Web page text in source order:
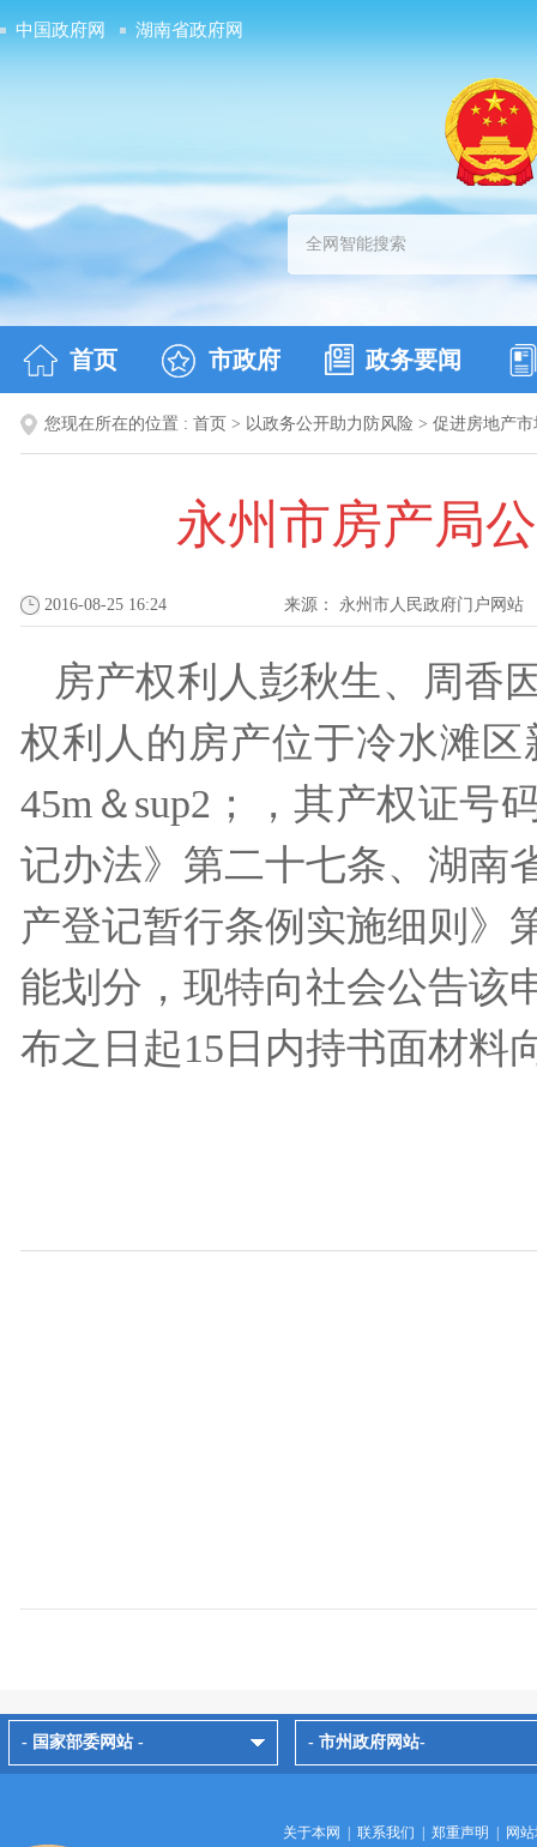
中国政府网 湖南省政府网
首页 市政府 政务要闻
您现在所在的位置 : 首页 > 以政务公开助力防风险 > 促进房地产
永州市房产局
2016-08-25 16:24 来源： 永州市人民政府门户网站
房产权利人彭秋生、周香
权利人的房产位于冷水滩
45m＆sup2；，其产权证号
记办法》第二十七条、湖南
产登记暂行条例实施细则》
能划分，现特向社会公告该
布之日起15日内持书面材
- 国家部委网站 - - 市州政府网站-
关于本网 联系我们 郑重声明 网